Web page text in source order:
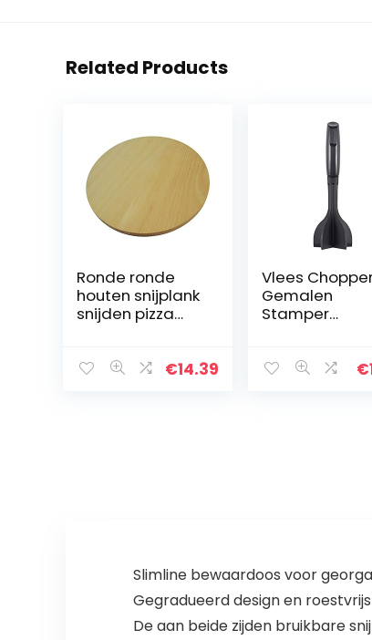
Related Products
Ronde ronde
houten snijplank
snijden pizza
30cm
€14.39
Vlees
Gemalen
Stamper
Chopper
€
Slimline bewaardoos voor
Gegradueerd design en
De aan beide zijden bruikbare